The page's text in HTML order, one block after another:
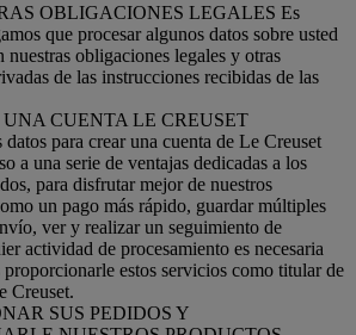
OBLIGACIONES LEGALES Es
que procesar algunos datos sobre usted
nuestras obligaciones legales y otras
de las instrucciones recibidas de las
CUENTA LE CREUSET
para crear una cuenta de Le Creuset
a una serie de ventajas dedicadas a los
para disfrutar mejor de nuestros
un pago más rápido, guardar múltiples
ver y realizar un seguimiento de
actividad de procesamiento es necesaria
estos servicios como titular de
Creuset.
SUS PEDIDOS Y